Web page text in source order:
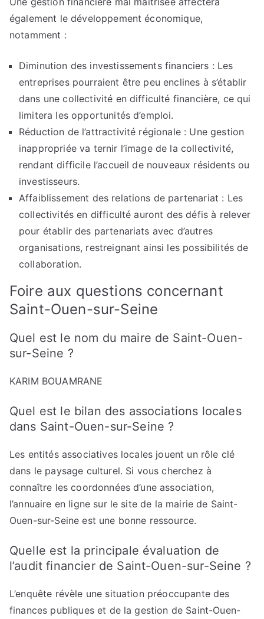
également le développement économique,
notamment :
Diminution des investissements financiers : Les
entreprises pourraient être peu enclines à s’établir
dans une collectivité en difficulté financière, ce qui
limitera les opportunités d’emploi.
Réduction de l’attractivité régionale : Une gestion
inappropriée va ternir l’image de la collectivité,
rendant difficile l’accueil de nouveaux résidents ou
investisseurs.
Affaiblissement des relations de partenariat : Les
collectivités en difficulté auront des défis à relever
pour établir des partenariats avec d’autres
organisations, restreignant ainsi les possibilités de
collaboration.
Foire aux questions concernant
Saint-Ouen-sur-Seine
Quel est le nom du maire de Saint-Ouen-
sur-Seine ?
KARIM BOUAMRANE
Quel est le bilan des associations locales
dans Saint-Ouen-sur-Seine ?
Les entités associatives locales jouent un rôle clé
dans le paysage culturel. Si vous cherchez à
connaître les coordonnées d’une association,
l’annuaire en ligne sur le site de la mairie de Saint-
Ouen-sur-Seine est une bonne ressource.
Quelle est la principale évaluation de
l’audit financier de Saint-Ouen-sur-Seine ?
L’enquête révèle une situation préoccupante des
finances publiques et de la gestion de Saint-Ouen-